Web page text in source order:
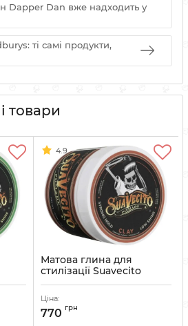
Dapper Dan вже надходить у
ті самі продукти,
товари
4.9
Матова глина для
стилізації Suavecito
Firme Clay Pomade 113 г
Артикул:
Ціна:
770 грн